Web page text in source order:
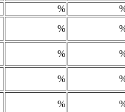
%
%
%
%
%